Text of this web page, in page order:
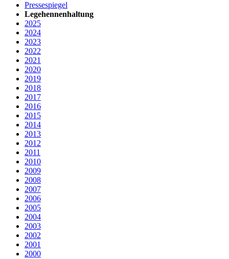
Pressespiegel
Legehennenhaltung
2025
2024
2023
2022
2021
2020
2019
2018
2017
2016
2015
2014
2013
2012
2011
2010
2009
2008
2007
2006
2005
2004
2003
2002
2001
2000